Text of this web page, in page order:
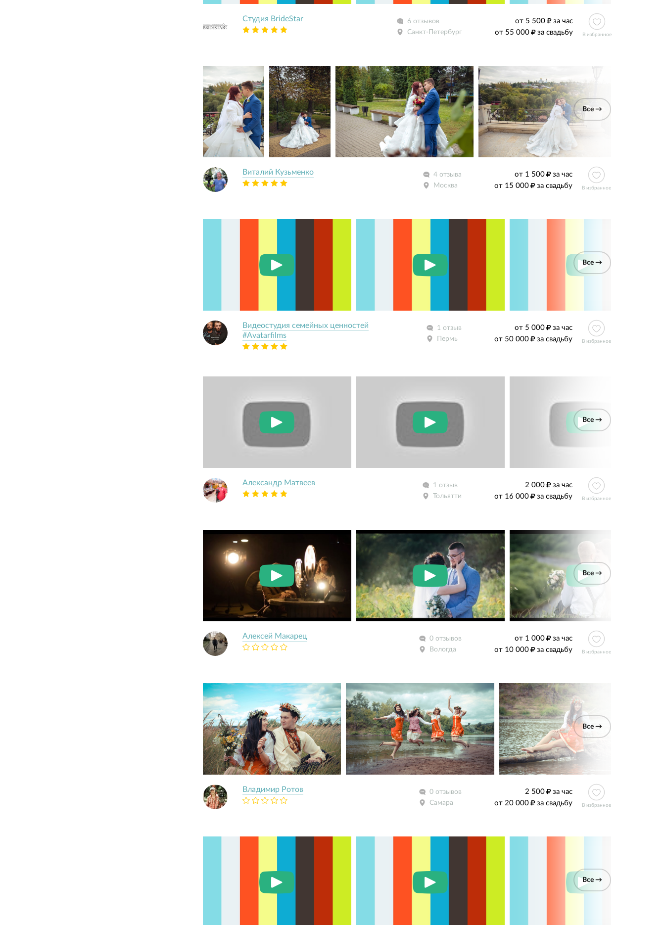
Студия BrideStar
6 отзывов
Санкт-Петербург
от 5 500
за час
от 55 000
за свадьбу В избранное
Все →
Виталий Кузьменко
4 отзыва
Москва
от 1 500
за час
от 15 000
за свадьбу В избранное
Все →
Видеостудия семейных ценностей
#Avatarfilms
1 отзыв
Пермь
от 5 000
за час
от 50 000
за свадьбу В избранное
Все →
Александр Матвеев
1 отзыв
Тольятти
2 000
за час
от 16 000
за свадьбу В избранное
Все →
Алексей Макарец
0 отзывов
Вологда
от 1 000
за час
от 10 000
за свадьбу В избранное
Все →
Владимир Ротов
0 отзывов
Самара
2 500
за час
от 20 000
за свадьбу В избранное
Все →